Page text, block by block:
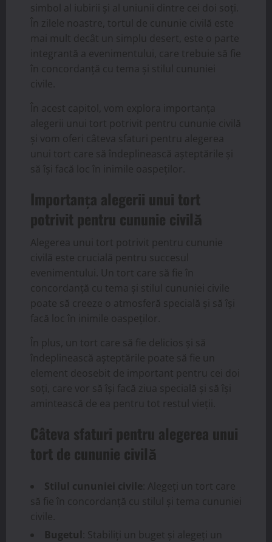
simbol al iubirii și al uniunii dintre cei doi soți.
În zilele noastre, tortul de cununie civilă este
mai mult decât un simplu desert, este o parte
integrantă a evenimentului, care trebuie să fie
în concordanță cu tema și stilul cununiei
civile.
În acest capitol, vom explora importanța
alegerii unui tort potrivit pentru cununie civilă
și vom oferi câteva sfaturi pentru alegerea
unui tort care să îndeplinească așteptările și
să își facă loc în inimile oaspeților.
Importanța alegerii unui tort
potrivit pentru cununie civilă
Alegerea unui tort potrivit pentru cununie
civilă este crucială pentru succesul
evenimentului. Un tort care să fie în
concordanță cu tema și stilul cununiei civile
poate să creeze o atmosferă specială și să își
facă loc în inimile oaspeților.
În plus, un tort care să fie delicios și să
îndeplinească așteptările poate să fie un
element deosebit de important pentru cei doi
soți, care vor să își facă ziua specială și să își
amintească de ea pentru tot restul vieții.
Câteva sfaturi pentru alegerea unui
tort de cununie civilă
Stilul cununiei civile : Alegeți un tort care
să fie în concordanță cu stilul și tema cununiei
civile.
Bugetul : Stabiliți un buget și alegeți un